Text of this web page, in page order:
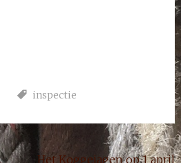
inspectie
Het Koggejagen op 1 april